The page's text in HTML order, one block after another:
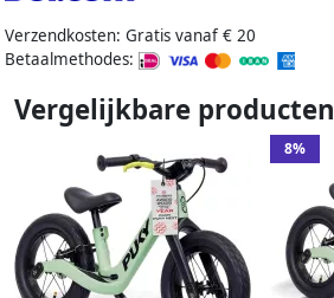
Verzendkosten: Gratis vanaf € 20
Betaalmethodes:
Vergelijkbare producten
8%